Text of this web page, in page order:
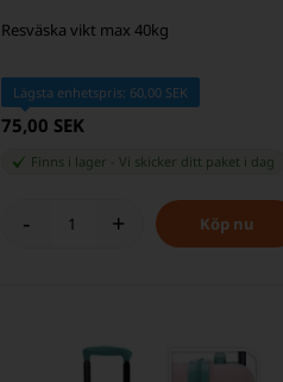
Resväska vikt max 40kg
Lägsta enhetspris: 60,00 SEK
75,00 SEK
Finns i lager Vi skicker ditt paket i dag
- +